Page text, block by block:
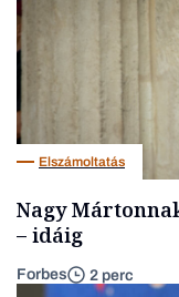
Elszámoltatás
Nagy
– idáig
Forbes 2 perc